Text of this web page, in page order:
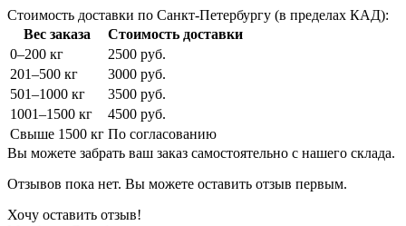
Стоимость доставки по Санкт-Петербургу (в пределах КАД):
Вес заказа
Стоимость доставки
0–200 кг
2500 руб.
201–500 кг
3000 руб.
501–1000 кг
3500 руб.
1001–1500 кг
4500 руб.
Свыше 1500 кг По согласованию
Вы можете забрать ваш заказ самостоятельно с нашего склада.
Отзывов пока нет. Вы можете оставить отзыв первым.
Хочу оставить отзыв!